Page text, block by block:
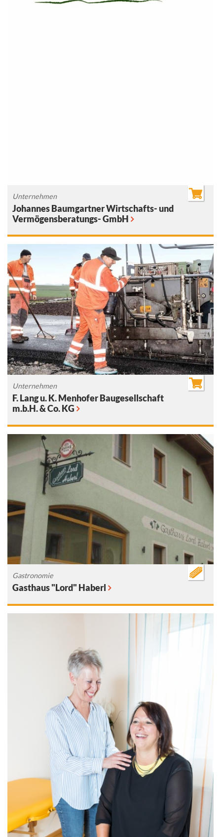
Unternehmen
Johannes Baumgartner Wirtschafts- und
Vermögensberatungs- GmbH
Unternehmen
F. Lang u. K. Menhofer Baugesellschaft
m.b.H. & Co. KG
Gastronomie
Gasthaus "Lord" Haberl